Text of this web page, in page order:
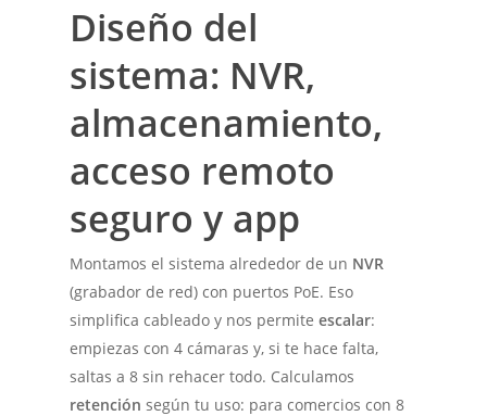
Diseño del
sistema: NVR,
almacenamiento,
acceso remoto
seguro y app
Montamos el sistema alrededor de un NVR
(grabador de red) con puertos PoE. Eso
simplifica cableado y nos permiteescalar:
empiezas con 4 cámaras y, si te hace falta,
saltas a 8 sin rehacer todo. Calculamos
retención según tu uso: para comercios con 8